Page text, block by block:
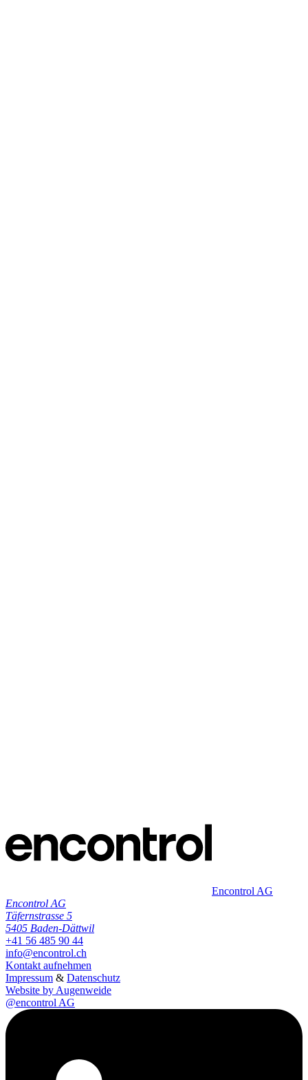
Encontrol AG
Encontrol AG
Täfernstrasse 5
5405 Baden-Dättwil
+41 56 485 90 44
info@encontrol.ch
Kontakt aufnehmen
Impressum & Datenschutz
Website by Augenweide
@encontrol AG